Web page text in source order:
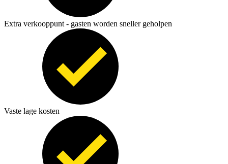
Extra verkooppunt - gasten worden sneller geholpen
Vaste lage kosten